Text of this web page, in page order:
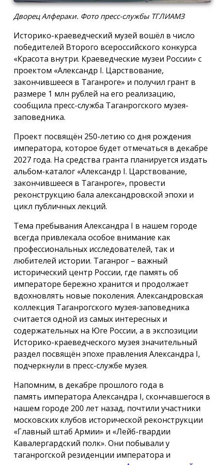
Дворец Алфераки. Фото пресс-службы ТГЛИАМЗ
Историко-краеведческий музей вошёл в число
победителей Второго всероссийского конкурса
«Красота внутри. Краеведческие музеи России» с
проектом «Александр I. Царствование,
закончившееся в Таганроге» и получил грант в
размере 1 млн рублей на его реализацию,
сообщила пресс-служба Таганрогского музея-
заповедника.
Проект посвящён 250-летию со дня рождения
императора, которое будет отмечаться в декабре
2027 года. На средства гранта планируется издать
альбом-каталог «Александр I. Царствование,
закончившееся в Таганроге», провести
реконструкцию бала александровской эпохи и
цикл публичных лекций.
Тема пребывания Александра I в нашем городе
всегда привлекала особое внимание как
профессиональных исследователей, так и
любителей истории. Таганрог – важный
исторический центр России, где память об
императоре бережно хранится и продолжает
вдохновлять новые поколения. Александровская
коллекция Таганрогского музея-заповедника
считается одной из самых интересных и
содержательных на Юге России, а в экспозиции
Историко-краеведческого музея значительный
раздел посвящён эпохе правления Александра I,
подчеркнули в пресс-службе музея.
Напомним, в декабре прошлого года в
память императора Александра I, скончавшегося в
нашем городе 200 лет назад, почтили участники
московских клубов исторической реконструкции
«Главный штаб Армии» и «Лейб-гвардии
Кавалергардский полк». Они побывали у
таганрогской резиденции императора и